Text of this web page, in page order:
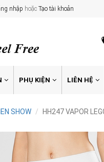
nhập hoặc Tạo tài khoản
PHỤ KIỆN LIÊN HỆ
SHOW HH247 VAPOR